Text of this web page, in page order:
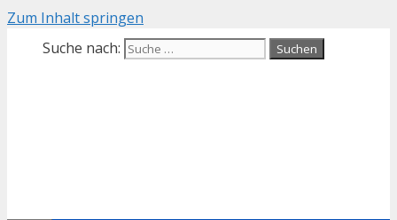
Zum Inhalt springen
Suche nach: